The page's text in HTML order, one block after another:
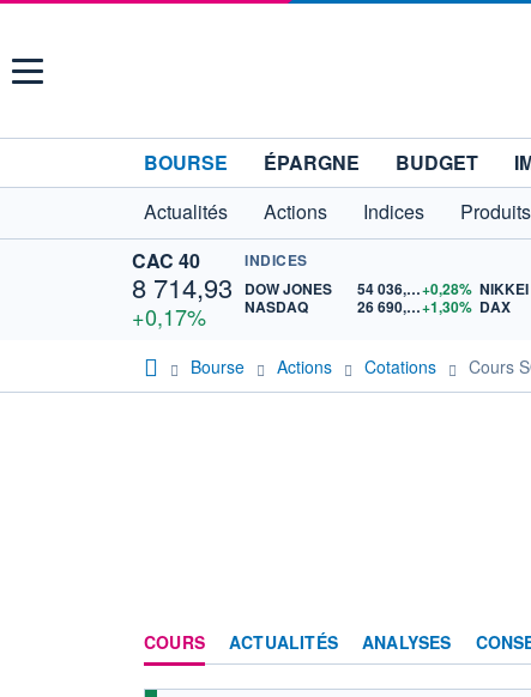
Menu
BOURSE ÉPARGNE BUDGET
Actualités
Actions Indices
CAC 40
8 714,93
+0,17%
INDICES
DOW JONES
54 036,93+0,28%
NASDAQ
26 690,62+1,30%
NIKKEI
DAX
Bourse Actions Cotations Cours
COURS ACTUALITÉS ANALYSES